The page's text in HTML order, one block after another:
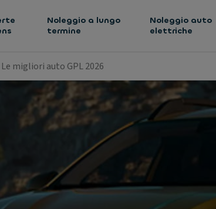
Noleggio a lungo
termine
Noleggio auto
elettriche
Le migliori auto GPL 2026